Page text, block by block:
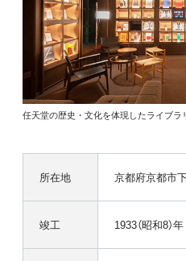
任天堂の歴史・文化を体現したライブラ
所在地 京都府京都市
竣工 1933（昭和8）